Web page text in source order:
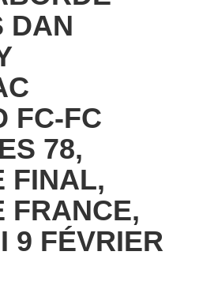
DAN
FC-FC
78,
FINAL,
FRANCE,
9 FÉVRIER